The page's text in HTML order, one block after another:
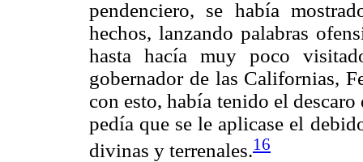
pendenciero, se había
hechos, lanzando palabras
hasta hacía muy poco
gobernador de las Californias,
con esto, había tenido el
pedía que se le aplicase el
divinas y terrenales.16